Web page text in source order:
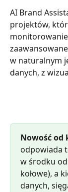
AI Brand
projektów,
w naturalnym
danych, z
Nowość od
odpowiada
w środku
kołowe), a
danych,